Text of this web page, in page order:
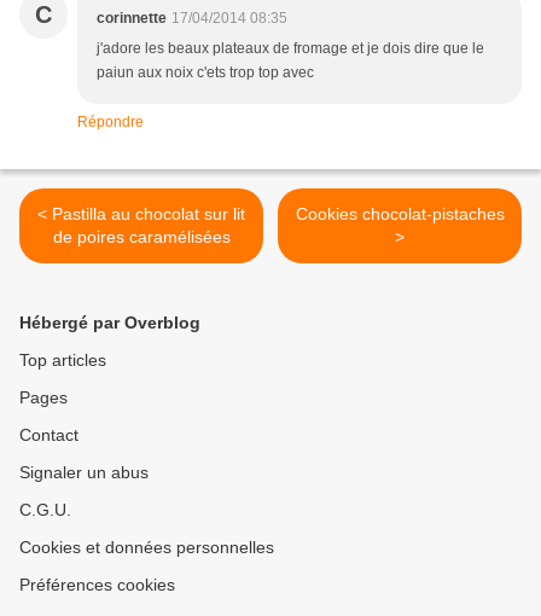
C corinnette 17/04/2014 08:35
j'adore les beaux plateaux de fromage et je dois dire que le
paiun aux noix c'ets trop top avec
Répondre
< Pastilla au chocolat sur lit
de poires caramélisées
Cookies chocolat-pistaches
>
Hébergé par Overblog
Top articles
Pages
Contact
Signaler un abus
C.G.U.
Cookies et données personnelles
Préférences cookies